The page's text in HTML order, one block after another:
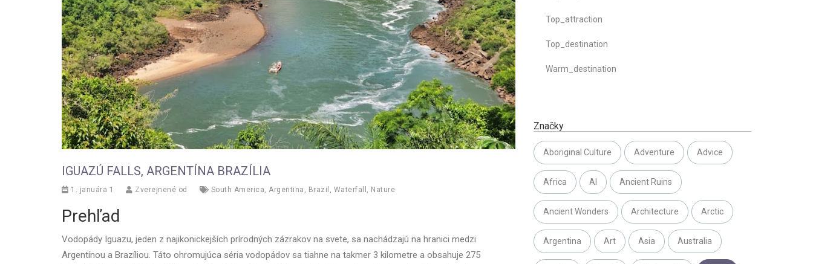
IGUAZÚ FALLS, ARGENTÍNA BRAZÍLIA
1. januára 1 Zverejnené od South America Argentina Brazil Waterfall Nature
Prehľad
Vodopády Iguazu, jeden z najikonickejších prírodných zázrakov na svete, sa nachádzajú na hranici medzi
Argentínou a Brazíliou. Táto ohromujúca séria vodopádov sa tiahne na takmer 3 kilometre a obsahuje 275
Top_attraction
Top_destination
Warm_destination
Značky
Aboriginal Culture Adventure Advice
Africa AI Ancient Ruins
Ancient Wonders Architecture Arctic
Argentina Art Asia Australia